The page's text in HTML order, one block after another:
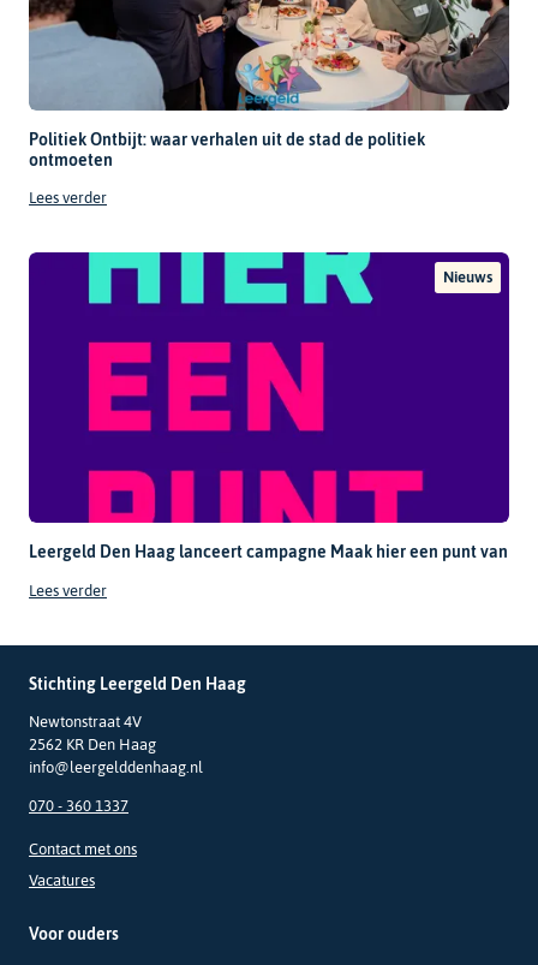
Politiek Ontbijt: waar verhalen uit de stad de politiek
ontmoeten
Lees verder
Nieuws
Leergeld Den Haag lanceert campagne Maak hier een punt van
Lees verder
Stichting Leergeld Den Haag
Newtonstraat 4V
2562 KR Den Haag
info@leergelddenhaag.nl
070 - 360 1337
Contact met ons
Vacatures
Voor ouders